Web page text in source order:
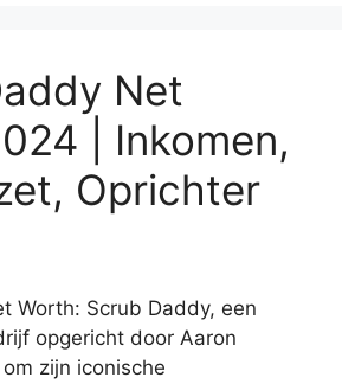
Net
| Inkomen,
Oprichter
Worth: Scrub Daddy, een
opgericht door Aaron
zijn iconische